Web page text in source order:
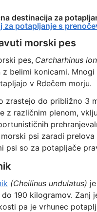
destinacija za
za potapljanje s
morski pes
pes, Carcharhinus
belimi konicami.
v Rdečem morju.
zrastejo do približno 3
z različnim plenom,
psi zaradi
psi so za potapljače
(Cheilinus undulatus)
190 kilogramov. Zanj
pa je vrhunec